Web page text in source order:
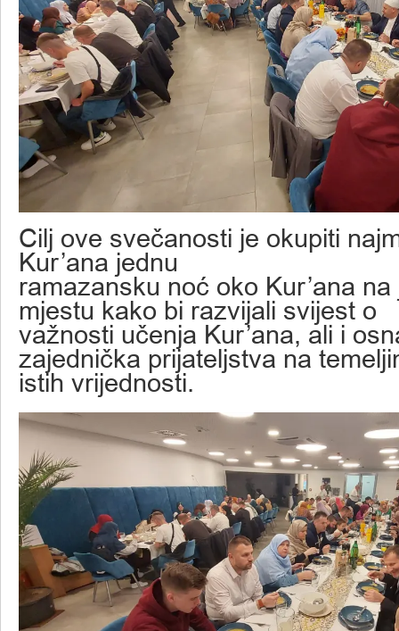
Cilj ove svečanosti je okupiti
Kur’ana jednu
ramazansku noć oko Kur’ana
mjestu kako bi razvijali svijest o
važnosti učenja Kur’ana, ali i
zajednička prijateljstva na
istih vrijednosti.